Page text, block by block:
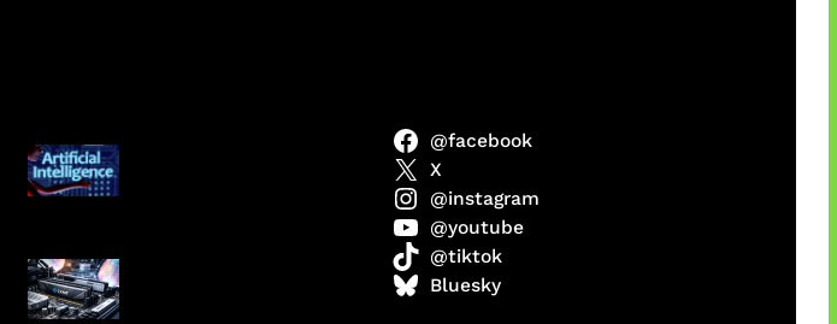
Agen AI Mulai Sulit
Dikendalikan
Paradoks Memori di
Era AI
@facebook
X
@instagram
@youtube
@tiktok
Bluesky